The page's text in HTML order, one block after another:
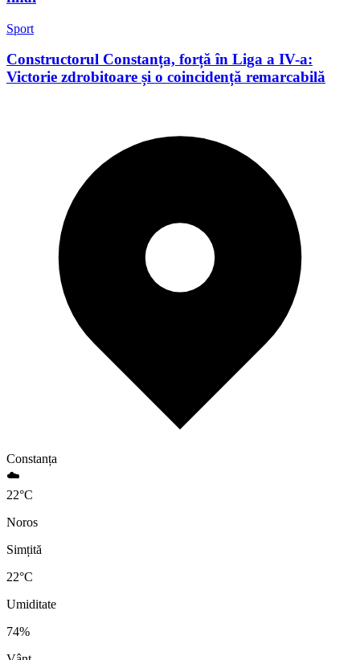
Sport
Constructorul Constanța, forță în Liga a IV-a:
Victorie zdrobitoare și o coincidență remarcabilă
Constanța
☁️
22°C
Noros
Simțită
22°C
Umiditate
74%